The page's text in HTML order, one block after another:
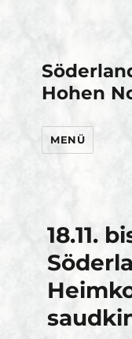
Hohen
MENÜ
18.11.